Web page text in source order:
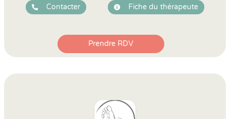
Contacter Fiche du thérapeute
Prendre RDV